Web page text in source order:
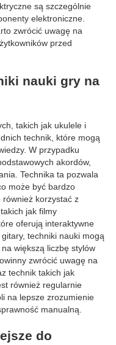
są szczególnie
elektroniczne.
zwrócić uwagę na
przed
nauki gry na
takich jak ukulele i
technik, które mogą
W przypadku
akordów,
Technika ta pozwala
może być bardzo
również korzystać z
jak filmy
oferują interaktywne
techniki nauki mogą
większą liczbę stylów
zwrócić uwagę na
technik takich jak
również regularnie
na lepsze zrozumienie
manualną.
do